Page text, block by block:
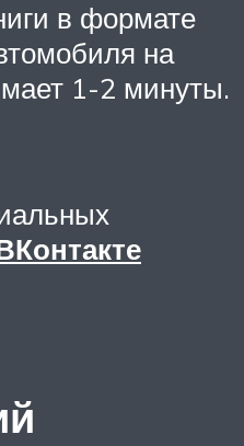
в формате
на
1-2 минуты.